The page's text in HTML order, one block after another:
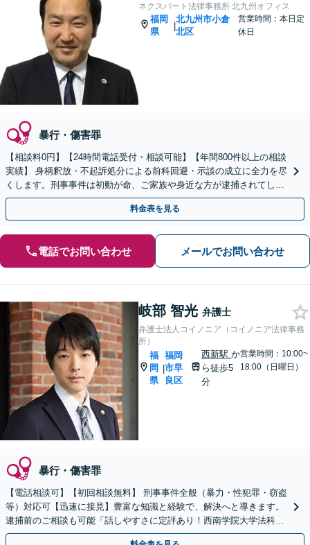
ネクスパート法律事務所 北九州オフィス
福岡
県
|
北九州市小倉
北区
営業時間：本日定
休日
暴行・傷害罪
【相談料0円】【24時間電話受付・相談可能】【年間800件以上の相談
実績】 身柄釈放・不起訴処分による前科回避・示談の成立に全力を尽
くします。刑事事件は初動が命、ご家族や身近な方が逮捕されてしま
ったら一刻も早くお電話ください。
料金表を見る
電話でお問い合わせ メールでお問い合わせ
岐部 智光 弁護士
弁護士法人コイノニア（コイノニア法律事務
所）
福
岡
県
|
福岡
市早
良区
西新駅 か
ら徒歩5
分
営業時間：10:00~
18:00（日曜日）
暴行・傷害罪
【電話相談可】【初回相談無料】 刑事事件全般（暴力・性犯罪・窃盗
等）対応可【迅速に接見】豊富な知識と経験で、解決へと導きます。
逮捕前のご相談も可能「話しやすさに定評あり！西南学院大学法科大
学院内にある事務所」【完全個室】【西新駅5分】